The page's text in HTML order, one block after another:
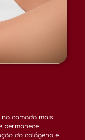
camada mais
permanece
do colágeno e